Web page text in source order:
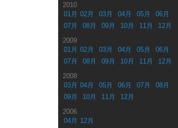
2010
01月 02月 03月 04月 05月
06月
07月
08月 09月 10月 11月
12月
2009
01月 02月 03月 04月 05月
06月
07月
08月 09月 10月 11月
12月
2008
03月 04月 05月 06月 07月
08月
09月
10月 11月
12月
2006
04月
12月